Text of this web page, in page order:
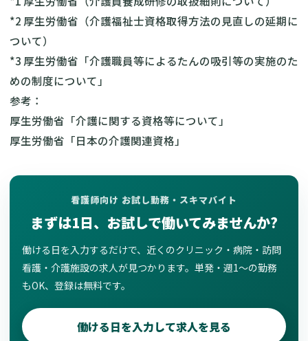
*2 厚生労働省（介護福祉士資格取得方法の見直しの延期に
ついて）
*3 厚生労働省「介護職員等によるたんの吸引等の実施のた
めの制度について」
参考：
厚生労働省「介護に関する資格等について」
厚生労働省「日本の介護関連資格」
看護師向け お試し勤務・スキマバイト
まずは1日、お試しで働いてみませんか?
働ける日を入力するだけで、近くのクリニック・病院・訪問
看護・介護施設の求人が見つかります。単発・週1〜の勤務
もOK、登録は無料です。
働ける日を入力して求人を見る